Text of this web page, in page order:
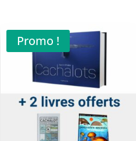
Promo !